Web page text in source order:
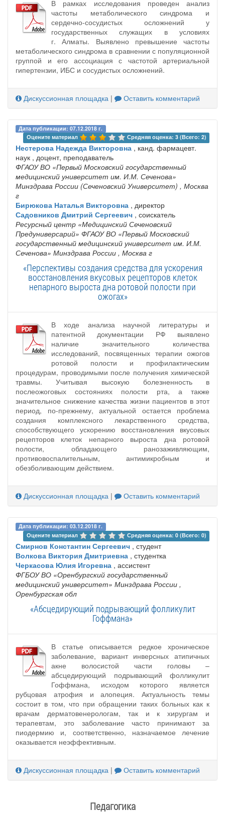
В рамках исследования проведен анализ
частоты метаболического синдрома и
сердечно-сосудистых осложнений у
государственных служащих в условиях
г. Алматы. Выявлено превышение частоты
метаболического синдрома в сравнении с популяционной
группой и его ассоциация с частотой артериальной
гипертензии, ИБС и сосудистых осложнений.
Дискуссионная площадка | Оставить комментарий
Дата публикации: 07.12.2018 г.
Оцените материал
Средняя оценка: 3 (Всего: 2)
Нестерова Надежда Викторовна , канд. фармацевт.
наук , доцент, преподаватель
ФГАОУ ВО «Первый Московский государственный
медицинский университет им. И.М. Сеченова»
Минздрава России (Сеченовский Университет) , Москва
г
Бирюкова Наталья Викторовна , директор
Садовников Дмитрий Сергеевич , соискатель
Ресурсный центр «Медицинский Сеченовский
Предуниверсарий» ФГАОУ ВО «Первый Московский
государственный медицинский университет им. И.М.
Сеченова» Минздрава России , Москва г
«Перспективы создания средства для ускорения
восстановления вкусовых рецепторов клеток
непарного выроста дна ротовой полости при
ожогах»
В ходе анализа научной литературы и
патентной документации РФ выявлено
наличие значительного количества
исследований, посвященных терапии ожогов
ротовой полости и профилактическим
процедурам, проводимыми после получения химической
травмы. Учитывая высокую болезненность в
послеожоговых состояниях полости рта, а также
значительное снижение качества жизни пациентов в этот
период, по-прежнему, актуальной остается проблема
создания комплексного лекарственного средства,
способствующего ускорению восстановления вкусовых
рецепторов клеток непарного выроста дна ротовой
полости, обладающего ранозаживляющим,
противовоспалительным, антимикробным и
обезболивающим действием.
Дискуссионная площадка | Оставить комментарий
Дата публикации: 03.12.2018 г.
Оцените материал
Средняя оценка: 0 (Всего: 0)
Смирнов Константин Сергеевич , студент
Волкова Виктория Дмитриевна , студентка
Черкасова Юлия Игоревна , ассистент
ФГБОУ ВО «Оренбургский государственный
медицинский университет» Минздрава России ,
Оренбургская обл
«Абсцедирующий подрывающий фолликулит
Гоффмана»
В статье описывается редкое хроническое
заболевание, вариант инверсных атипичных
акне волосистой части головы –
абсцедирующий подрывающий фолликулит
Гоффмана, исходом которого является
рубцовая атрофия и алопеция. Актуальность темы
состоит в том, что при обращении таких больных как к
врачам дерматовенерологам, так и к хирургам и
терапевтам, это заболевание часто принимают за
пиодермию и, соответственно, назначаемое лечение
оказывается неэффективным.
Дискуссионная площадка | Оставить комментарий
Педагогика